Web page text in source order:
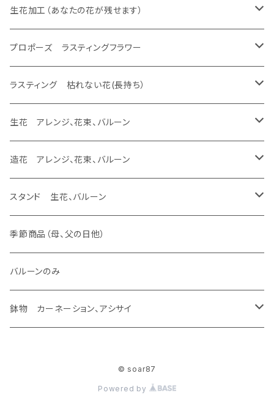
ドーム
フレーム
バルーンのみ
スタンド 生花、バルーン
バルーンのみ
スタンド 生花
スタンド 生花、バルーン
バルーンのみ
ラスティング アレンジ、枯れない花
スタンド 生花
スタンド 生花、バルーン
バルーンのみ
生花 アレンジ
ラスティング 花束、枯れない花
ラスティング アレンジ、枯れない花
スタンド 生花
スタンド 生花、バルーン
バルーンのみ
生花 アレンジ、バルーン
生花 アレンジ
造花 アレンジ、花束、バルーン
ラスティング 花束、枯れない花
ラスティング アレンジ、枯れない花
スタンド 生花
スタンド 生花、バルーン
バルーンのみ
生花加工（あなたの花が残せます）
あなたの花が残せます ドーム
あなたの花が残せます フレーム
あなたの花が残せます エッチング
生花 アレンジ、花束、バルーン
生花 アレンジ、バルーン
生花 アレンジ
造花 アレンジ、花束、バルーン
ラスティング 花束、枯れない花
ラスティング アレンジ、枯れない花
スタンド 生花
スタンド 生花、バルーン
バルーンのみ
生花加工（あなたの花が残せます）
あなたの花が残せます ドーム
あなたの花が残せます フレーム
あなたの花が残せます フラージュ
あなたの花が残せます エッチング
プロポーズ ラスティングフラワー
ドーム
フレーム
ラスティング 枯れない花(長持ち）
ラスティング アレンジ、バルーン
ラスティング 花束、バルーン
ラスティング アレンジ
ラスティング 花束
ラスティング 素材
生花 アレンジ、花束、バルーン
生花 アレンジ、バルーン
生花 アレンジ、ウェディング ヴーケ
生花 アレンジ
生花 花束、バルーン
生花 花束
造花 アレンジ、花束、バルーン
造花 アレンジ、バルーン
造花 アレンジ
造花 花束、バルーン
造花 花束
スタンド 生花、バルーン
スタンド 生花
スタンド 生花、バルーン
季節商品（母、父の日他）
バルーンのみ
鉢物 カーネーション、アシサイ
© soar87
Powered by